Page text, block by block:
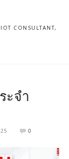
CONSULTANT,
ะจำ
0